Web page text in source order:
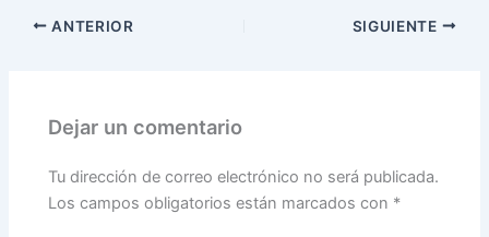
ANTERIOR SIGUIENTE
Dejar un comentario
Tu dirección de correo electrónico no será publicada.
Los campos obligatorios están marcados con *